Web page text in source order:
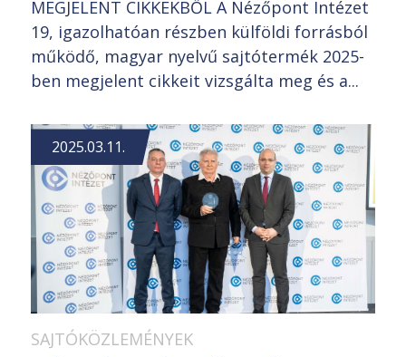
MEGJELENT CIKKEKBŐL A Nézőpont Intézet
19, igazolhatóan részben külföldi forrásból
működő, magyar nyelvű sajtótermék 2025-
ben megjelent cikkeit vizsgálta meg és a...
2025.03.11.
SAJTÓKÖZLEMÉNYEK